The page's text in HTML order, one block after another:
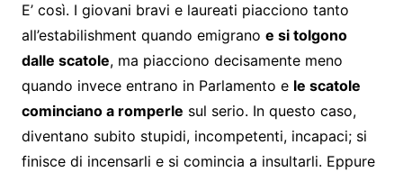
E’ così. I giovani bravi e laureati piacciono tanto
all’estabilishment quando emigrano e si tolgono
dalle scatole, ma piacciono decisamente meno
quando invece entrano in Parlamento e le scatole
cominciano a romperle sul serio. In questo caso,
diventano subito stupidi, incompetenti, incapaci; si
finisce di incensarli e si comincia a insultarli. Eppure